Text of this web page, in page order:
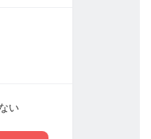
い